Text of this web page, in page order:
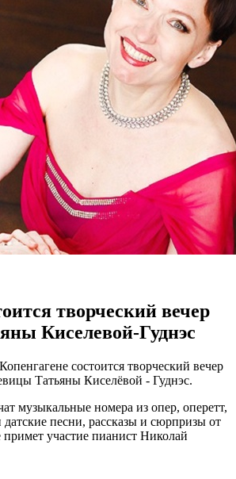
творческий вечер
Киселевой-Гуднэс
состоится творческий вечер
Татьяны Киселёвой - Гуднэс.
музыкальные номера из опер, оперетт,
песни, рассказы и сюрпризы от
участие пианист Николай